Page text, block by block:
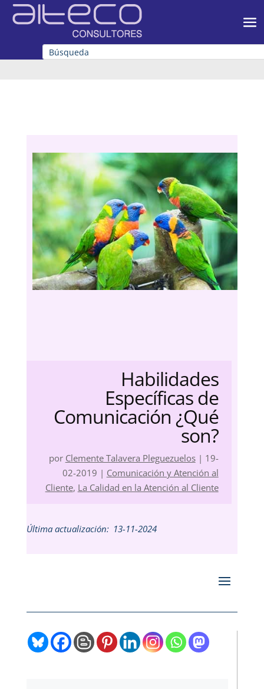
Habilidades
Específicas de
Comunicación ¿Qué
son?
por Clemente Talavera Pleguezuelos| 19-
02-2019 | Comunicación y Atención al
Cliente, La Calidad en la Atención al Cliente
Última actualización: 13-11-2024